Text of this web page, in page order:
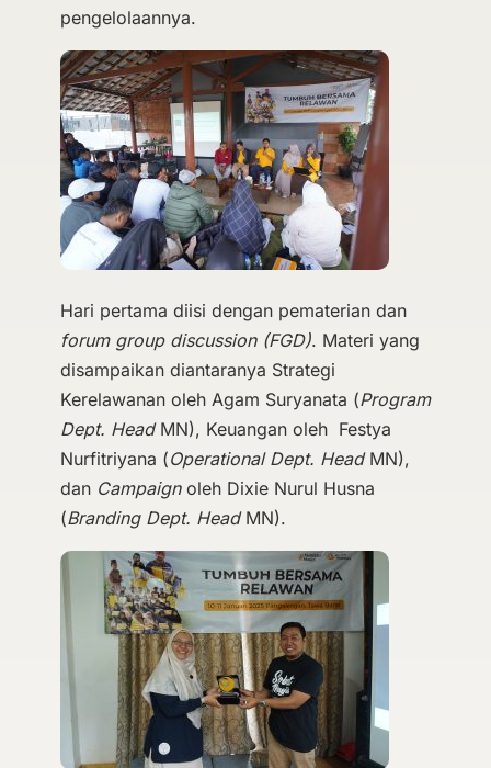
pengelolaannya.
Hari pertama diisi dengan pematerian dan
forum group discussion (FGD). Materi yang
disampaikan diantaranya Strategi
Kerelawanan oleh Agam Suryanata (Program
Dept. HeadMN), Keuangan oleh Festya
Nurfitriyana (Operational Dept. Head MN),
dan Campaignoleh Dixie Nurul Husna
(Branding Dept. Head MN).